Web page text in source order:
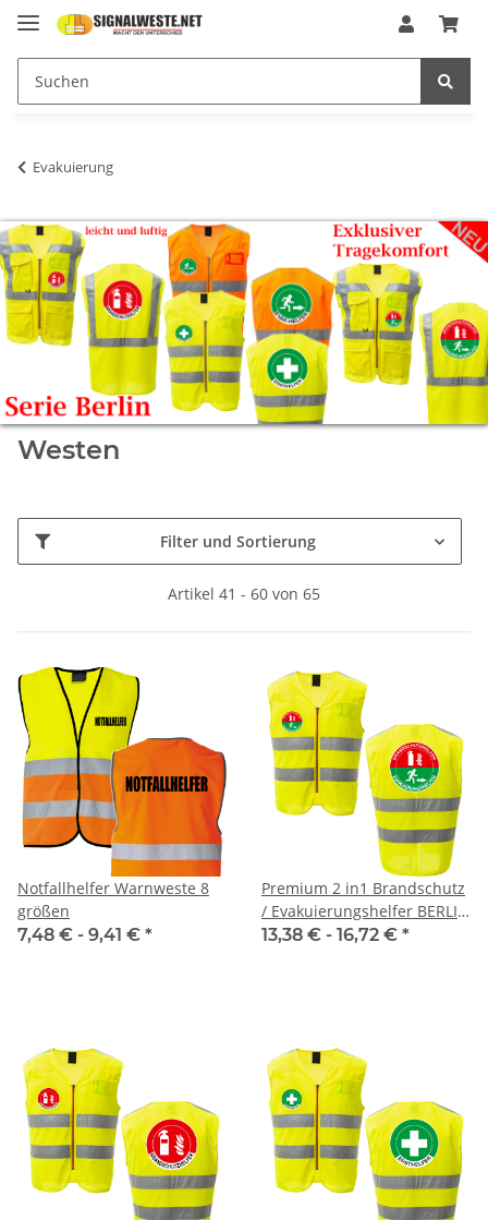
Evakuierung
Westen
Filter und Sortierung
Artikel 41 - 60 von 65
Notfallhelfer Warnweste 8
größen
7,48 € - 9,41 € *
Premium 2 in1 Brandschutz
/ Evakuierungshelfer BERLIN
MESH Sommer Warnweste
13,38 € - 16,72 € *